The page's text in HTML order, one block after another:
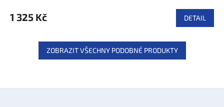
1 325 Kč DETAIL
ZOBRAZIT VŠECHNY PODOBNÉ PRODUKTY